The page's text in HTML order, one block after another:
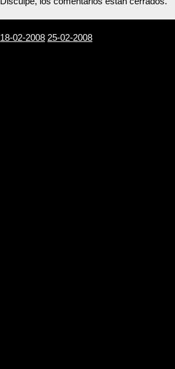
18-02-2008 25-02-2008